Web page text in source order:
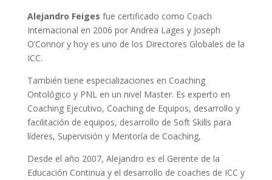
Alejandro Feiges fue certificado como Coach
Internacional en 2006 por Andrea Lages y Joseph
O’Connor y hoy es uno de los Directores Globales de la
ICC.
También tiene especializaciones en Coaching
Ontológico y PNL en un nivel Master. Es experto en
Coaching Ejecutivo, Coaching de Equipos, desarrollo y
facilitación de equipos, desarrollo de Soft Skills para
líderes, Supervisión y Mentoría de Coaching,
Desde el año 2007, Alejandro es el Gerente de la
Educación Continua y el desarrollo de coaches de ICC y